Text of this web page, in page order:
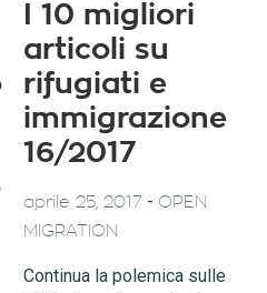
I 10 migliori
articoli su
rifugiati e
immigrazione
16/2017
aprile 25, 2017 - OPEN
MIGRATION
Continua la polemica sulle